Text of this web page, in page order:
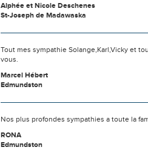
Alphée et Nicole Deschenes
St-Joseph de Madawaska
Tout mes sympathie Solange,Karl,Vicky et
vous.
Marcel Hébert
Edmundston
Nos plus profondes sympathies a toute la
RONA
Edmundston